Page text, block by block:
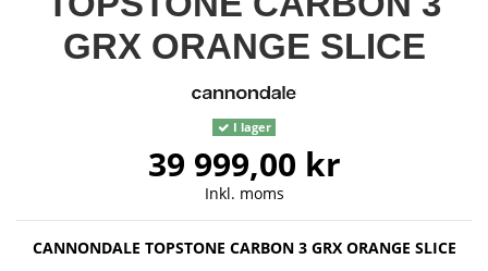
GRX ORANGE SLICE
I lager
39 999,00 kr
Inkl. moms
CANNONDALE TOPSTONE CARBON 3 GRX ORANGE SLICE